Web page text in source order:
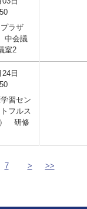
プラザ
中会議
室2
日
習セン
フルス
） 研修
7 > >>